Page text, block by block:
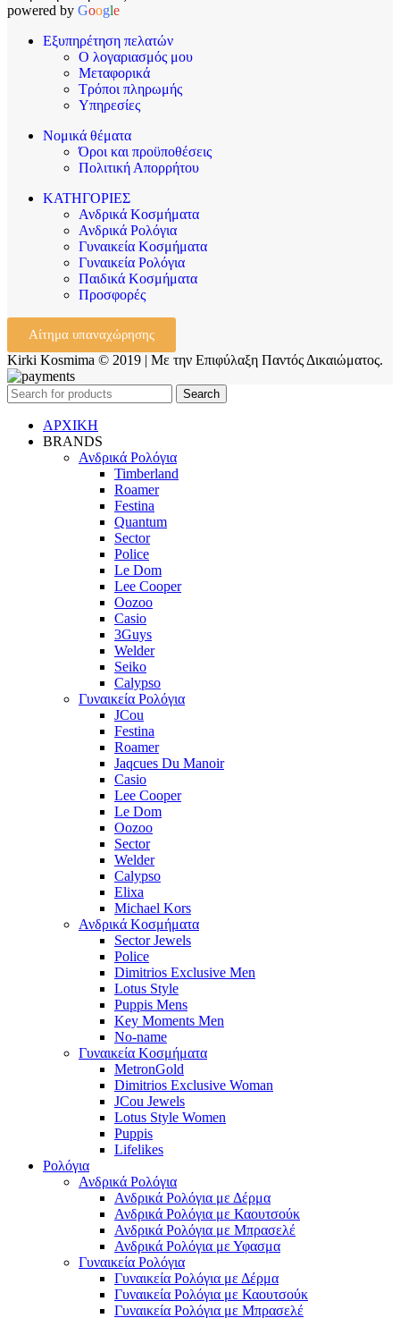
powered by Google
Εξυπηρέτηση πελατών
Ο λογαριασμός μου
Μεταφορικά
Τρόποι πληρωμής
Υπηρεσίες
Νομικά θέματα
Όροι και προϋποθέσεις
Πολιτική Απορρήτου
ΚΑΤΗΓΟΡΙΕΣ
Ανδρικά Κοσμήματα
Ανδρικά Ρολόγια
Γυναικεία Κοσμήματα
Γυναικεία Ρολόγια
Παιδικά Κοσμήματα
Προσφορές
Αίτημα υπαναχώρησης
Kirki Kosmima © 2019 | Με την Επιφύλαξη Παντός Δικαιώματος.
Search
ΑΡΧΙΚΗ
BRANDS
Ανδρικά Ρολόγια
Timberland
Roamer
Festina
Quantum
Sector
Police
Le Dom
Lee Cooper
Oozoo
Casio
3Guys
Welder
Seiko
Calypso
Γυναικεία Ρολόγια
JCou
Festina
Roamer
Jaqcues Du Manoir
Casio
Lee Cooper
Le Dom
Oozoo
Sector
Welder
Calypso
Elixa
Michael Kors
Ανδρικά Κοσμήματα
Sector Jewels
Police
Dimitrios Exclusive Men
Lotus Style
Puppis Mens
Key Moments Men
No-name
Γυναικεία Κοσμήματα
MetronGold
Dimitrios Exclusive Woman
JCou Jewels
Lotus Style Women
Puppis
Lifelikes
Ρολόγια
Ανδρικά Ρολόγια
Ανδρικά Ρολόγια με Δέρμα
Ανδρικά Ρολόγια με Καουτσούκ
Ανδρικά Ρολόγια με Μπρασελέ
Ανδρικά Ρολόγια με Υφασμα
Γυναικεία Ρολόγια
Γυναικεία Ρολόγια με Δέρμα
Γυναικεία Ρολόγια με Καουτσούκ
Γυναικεία Ρολόγια με Μπρασελέ